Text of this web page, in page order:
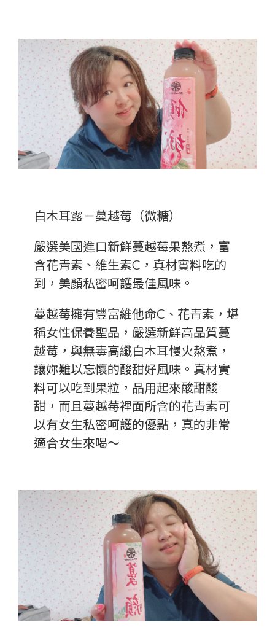
白木耳露－蔓越莓（微糖）
嚴選美國進口新鮮蔓越莓果熬煮，富
含花青素、維生素C，真材實料吃的
到，美顏私密呵護最佳風味。
蔓越莓擁有豐富維他命C、花青素，堪
稱女性保養聖品，嚴選新鮮高品質蔓
越莓，與無毒高纖白木耳慢火熬煮，
讓妳難以忘懷的酸甜好風味。真材實
料可以吃到果粒，品用起來酸甜酸
甜，而且蔓越莓裡面所含的花青素可
以有女生私密呵護的優點，真的非常
適合女生來喝～